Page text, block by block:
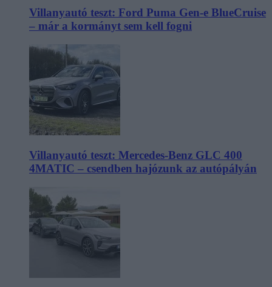
Villanyautó teszt: Ford Puma Gen-e BlueCruise
– már a kormányt sem kell fogni
Villanyautó teszt: Mercedes-Benz GLC 400
4MATIC – csendben hajózunk az autópályán